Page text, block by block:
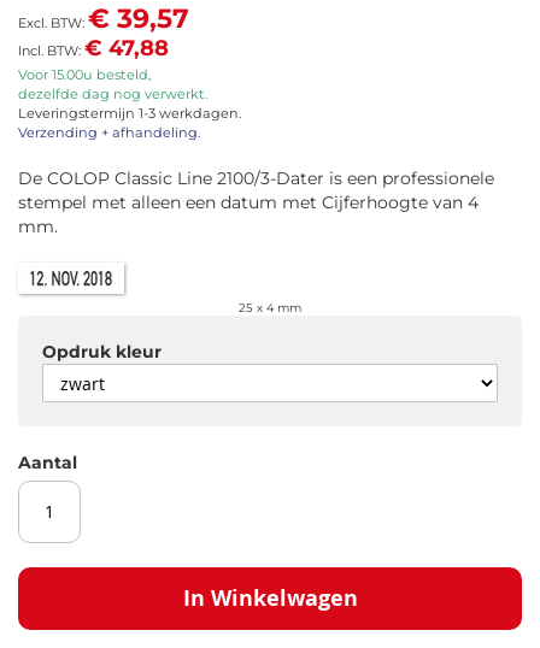
het
begin
van
de
afbeeldingen-
€ 47,88
€ 39,57
Voor 15.00u besteld,
dezelfde dag nog verwerkt.
Leveringstermijn 1-3 werkdagen.
Verzending + afhandeling.
De COLOP Classic Line 2100/3-Dater is een professionele
stempel met alleen een datum met Cijferhoogte van 4
mm.
25 x 4 mm
Opdruk kleur
Aantal
In Winkelwagen